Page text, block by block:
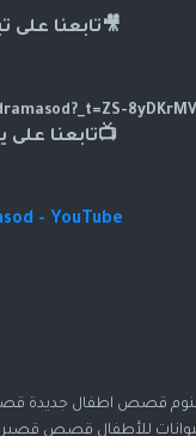
🎥تابعنا على
📺تابعنا على
- YouTube
قصص اطفال جديدة
للأطفال قصص